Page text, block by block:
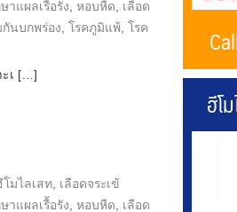
าแผลเรื้อรัง หอบหืด
เลือด
นบกพร่อง โรคภูมิแพ้, โรค
ะเ […]
โมไลเสท, เลือดจระเข้
าแผลเรื้อรัง หอบหืด
เลือด
ฮีโ